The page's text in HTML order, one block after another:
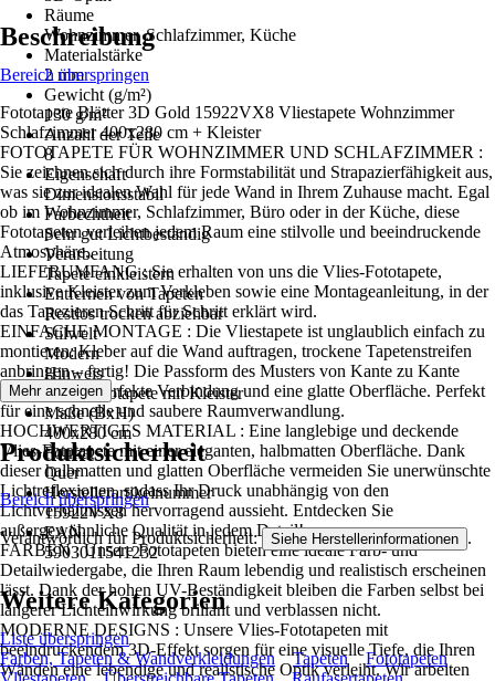
Räume
Wohnzimmer, Schlafzimmer, Küche
Materialstärke
2 mm
Gewicht (g/m²)
130 g/m²
Anzahl der Teile
8
Eigenschaft
Dimensionsstabil
Farbechtheit
Sehr gut Lichtbeständig
Verarbeitung
Tapete einkleistern
Entfernen von Tapeten
Restlos trocken abziehbar
Stilwelt
Modern
Hinweis
Vlies Fototapete mit Kleister
Maße (BxH)
400x280 cm
Format
Quer
Herstellerartikelnummer
15922VX8
EAN
5903011541232
Beschreibung
Bereich überspringen
Fototapete Blätter 3D Gold 15922VX8 Vliestapete Wohnzimmer
Schlafzimmer 400x280 cm + Kleister
FOTOTAPETE FÜR WOHNZIMMER UND SCHLAFZIMMER :
Sie zeichnen sich durch ihre Formstabilität und Strapazierfähigkeit aus,
was sie zur idealen Wahl für jede Wand in Ihrem Zuhause macht. Egal
ob im Wohnzimmer, Schlafzimmer, Büro oder in der Küche, diese
Fototapeten verleihen jedem Raum eine stilvolle und beeindruckende
Atmosphäre..
LIEFERUMFANG : Sie erhalten von uns die Vlies-Fototapete,
inklusive Kleister zum Verkleben sowie eine Montageanleitung, in der
das Tapezieren Schritt für Schritt erklärt wird.
EINFACHE MONTAGE : Die Vliestapete ist unglaublich einfach zu
montieren: Kleber auf die Wand auftragen, trockene Tapetenstreifen
anbringen – fertig! Die Passform des Musters von Kante zu Kante
sorgt für eine perfekte Verbindung und eine glatte Oberfläche. Perfekt
für eine schnelle und saubere Raumverwandlung.
HOCHWERTIGES MATERIAL : Eine langlebige und deckende
Vlies-Fototapete mit einer eleganten, halbmatten Oberfläche. Dank
dieser halbmatten und glatten Oberfläche vermeiden Sie unerwünschte
Lichtreflexionen, sodass Ihr Druck unabhängig von den
Lichtverhältnissen hervorragend aussieht. Entdecken Sie
außergewöhnliche Qualität in jedem Detail!
FARBEN : Unsere Fototapeten bieten eine ideale Farb- und
Detailwiedergabe, die Ihren Raum lebendig und realistisch erscheinen
lässt. Dank der hohen UV-Beständigkeit bleiben die Farben selbst bei
längerer Lichteinwirkung brillant und verblassen nicht.
MODERNE DESIGNS : Unsere Vlies-Fototapeten mit
beeindruckendem 3D-Effekt sorgen für eine visuelle Tiefe, die Ihren
Wänden eine lebendige und realistische Optik verleiht. Wir arbeiten
Mehr anzeigen
Produktsicherheit
Bereich überspringen
Verantwortlich für Produktsicherheit: Siehe Herstellerinformationen .
Weitere Kategorien
Liste überspringen
Farben, Tapeten & Wandverkleidungen
Tapeten
Fototapeten